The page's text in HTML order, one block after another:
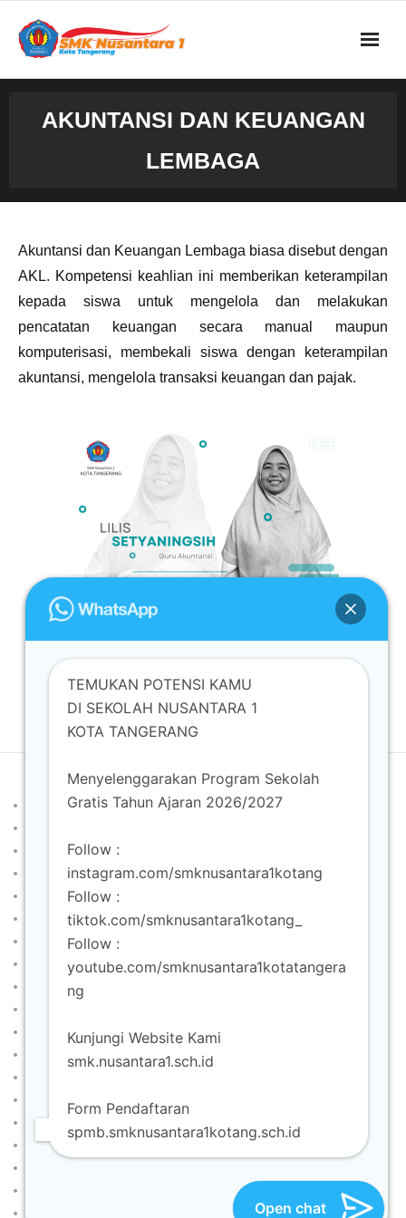
AKUNTANSI DAN KEUANGAN
LEMBAGA
Akuntansi dan Keuangan Lembaga biasa disebut dengan
AKL. Kompetensi keahlian ini memberikan keterampilan
kepada siswa untuk mengelola dan melakukan
pencatatan keuangan secara manual maupun
komputerisasi, membekali siswa dengan keterampilan
akuntansi, mengelola transaksi keuangan dan pajak.
LILIS SETYANINGSIH, S.E
Kepala Program Keahlian Akutantsi dan
Keuangan Lembaga
Developed byShuttle Themes. Powered byWordPress
Beranda
Berita
Formulir Pendaftaran
Info SPMB
Manajemen Perkantoran dan Layanan Bisnis (MPLB)
Produksi Siaran dan Program Televisi (Broadcast)
Struktur Organisasi
VISI & MISI BKK
TEMUKAN POTENSI KAMU
DI SEKOLAH NUSANTARA 1
KOTA TANGERANG
Menyelenggarakan Program Sekolah
Gratis Tahun Ajaran 2026/2027
Follow :
instagram.com/smknusantara1kotang
Follow :
tiktok.com/smknusantara1kotang_
Follow :
youtube.com/smknusantara1kotatangera
ng
Kunjungi Website Kami
smk.nusantara1.sch.id
Form Pendaftaran
spmb.smknusantara1kotang.sch.id
Open chat